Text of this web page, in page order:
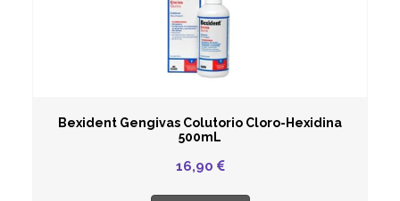
Bexident Gengivas Colutorio Cloro-Hexidina
500mL
16,90